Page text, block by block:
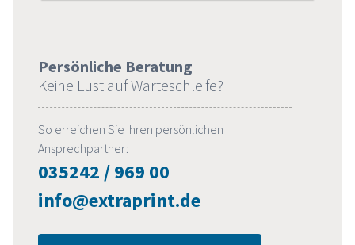
Persönliche Beratung
Keine Lust auf Warteschleife?
So erreichen Sie Ihren persönlichen
Ansprechpartner:
035242 / 969 00
info@extraprint.de